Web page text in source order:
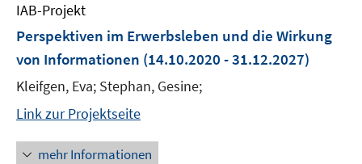
IAB-Projekt
Perspektiven im Erwerbsleben und die Wirkung
von Informationen (14.10.2020 - 31.12.2027)
Kleifgen, Eva; Stephan, Gesine;
Link zur Projektseite
mehr Informationen